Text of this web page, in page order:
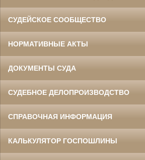
СУДЕЙСКОЕ СООБЩЕСТВО
НОРМАТИВНЫЕ АКТЫ
ДОКУМЕНТЫ СУДА
СУДЕБНОЕ ДЕЛОПРОИЗВОДСТВО
СПРАВОЧНАЯ ИНФОРМАЦИЯ
КАЛЬКУЛЯТОР ГОСПОШЛИНЫ